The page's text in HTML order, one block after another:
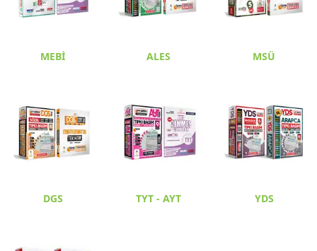
MEBİ ALES MSÜ
DGS TYT - AYT YDS